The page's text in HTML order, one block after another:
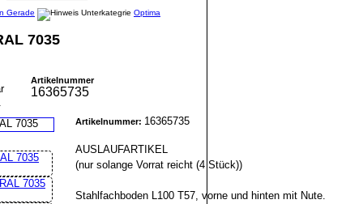
Gerade Optima
7035
Artikelnummer
16365735
Artikelnummer: 16365735
AUSLAUFARTIKEL
(nur solange Vorrat reicht (4 Stück))
Stahlfachboden L100 T57, vorne und hinten mit Nute.